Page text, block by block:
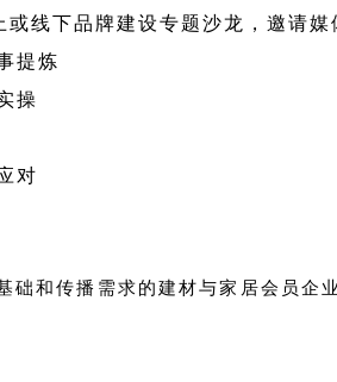
线下品牌建设专题沙龙，邀请
提炼
操
对
础和传播需求的建材与家居会员